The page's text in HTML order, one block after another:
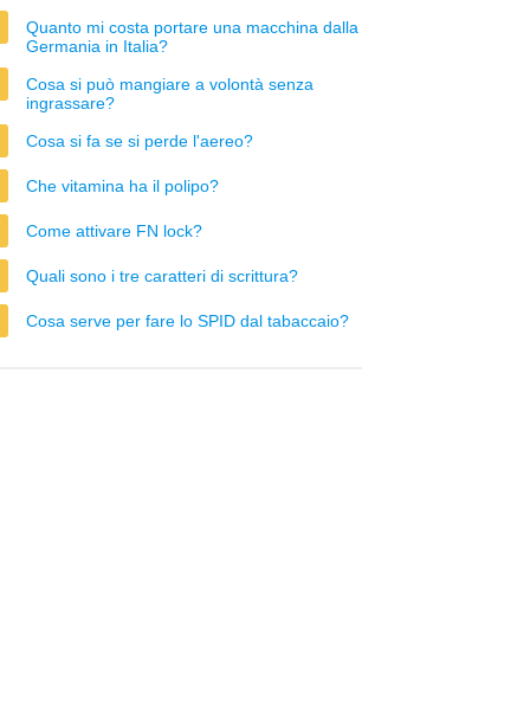
Quanto mi costa portare una macchina dalla
Germania in Italia?
Cosa si può mangiare a volontà senza
ingrassare?
Cosa si fa se si perde l'aereo?
Che vitamina ha il polipo?
Come attivare FN lock?
Quali sono i tre caratteri di scrittura?
Cosa serve per fare lo SPID dal tabaccaio?